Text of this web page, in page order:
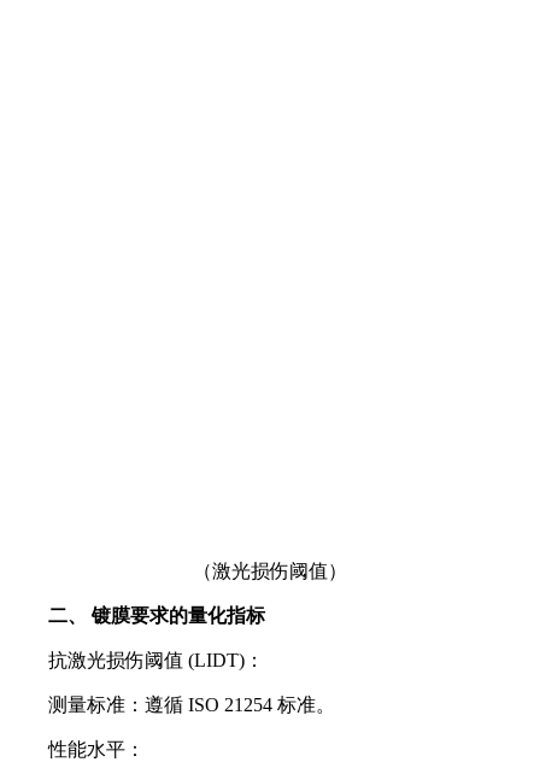
（激光损伤阈值）
二、 镀膜要求的量化指标
抗激光损伤阈值 (LIDT)：
测量标准：遵循 ISO 21254 标准。
性能水平：